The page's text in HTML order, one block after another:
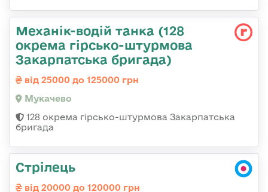
Механік-водій танка (128
окрема гірсько-штурмова
Закарпатська бригада)
від 25000 до 125000 грн
Мукачево
128 окрема гірсько-штурмова Закарпатська
бригада
Стрілець
від 20000 до 120000 грн